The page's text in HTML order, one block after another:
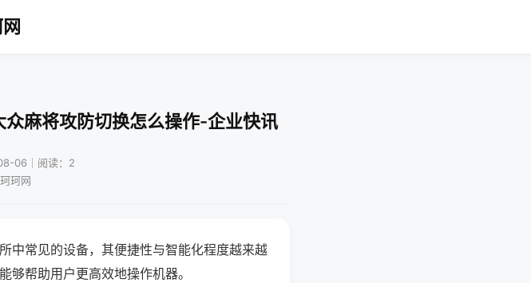
麻将攻防切换怎么操作-企业快讯
06｜阅读：2
珂网
中常见的设备，其便捷性与智能化程度越来越
够帮助用户更高效地操作机器。